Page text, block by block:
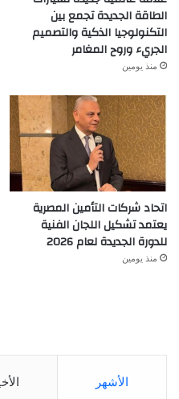
الطاقة الجديدة تجمع بين
التكنولوجيا الذكية والتصميم
الجريء وروح المغامر
منذ يومين
اتحاد شركات التأمين المصرية
يعتمد تشكيل اللجان الفنية
للدورة الجديدة لعام 2026
منذ يومين
الأشهر